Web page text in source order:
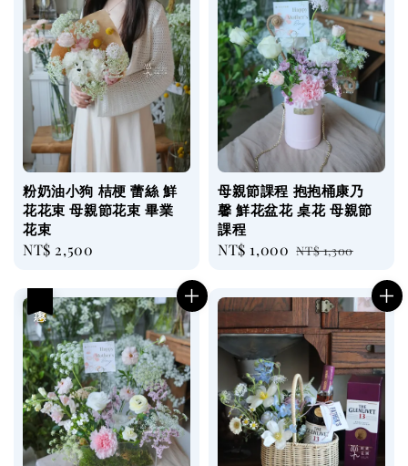
粉奶油小狗 桔梗 蕾絲 鮮
花花束 母親節花束 畢業
花束
Regular
NT$ 2,500
母親節課程 抱抱桶康乃
馨 鮮花盆花 桌花 母親節
課程
Sale
NT$ 1,000 Regular
NT$ 1,300